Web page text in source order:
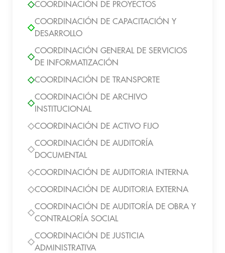
COORDINACIÓN DE PROYECTOS
COORDINACIÓN DE CAPACITACIÓN Y
DESARROLLO
COORDINACIÓN GENERAL DE SERVICIOS
DE INFORMATIZACIÓN
COORDINACIÓN DE TRANSPORTE
COORDINACIÓN DE ARCHIVO
INSTITUCIONAL
COORDINACIÓN DE ACTIVO FIJO
COORDINACIÓN DE AUDITORÍA
DOCUMENTAL
COORDINACIÓN DE AUDITORIA INTERNA
COORDINACIÓN DE AUDITORIA EXTERNA
COORDINACIÓN DE AUDITORÍA DE OBRA Y
CONTRALORÍA SOCIAL
COORDINACIÓN DE JUSTICIA
ADMINISTRATIVA